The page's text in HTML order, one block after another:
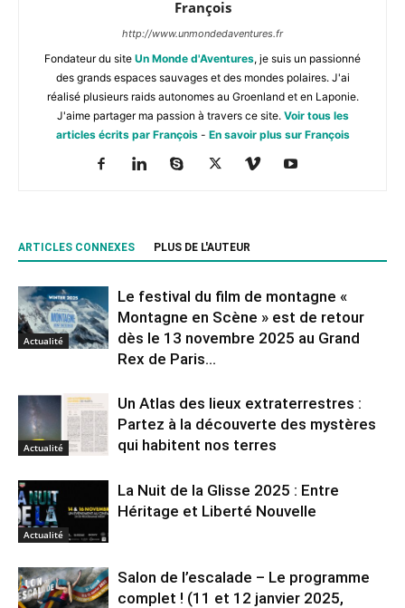
François
http://www.unmondedaventures.fr
Fondateur du site Un Monde d'Aventures, je suis un passionné
des grands espaces sauvages et des mondes polaires. J'ai
réalisé plusieurs raids autonomes au Groenland et en Laponie.
J'aime partager ma passion à travers ce site. Voir tous les
articles écrits par François- En savoir plus sur François
ARTICLES CONNEXES PLUS DE L'AUTEUR
Actualité
Le festival du film de montagne «
Montagne en Scène » est de retour
dès le 13 novembre 2025 au Grand
Rex de Paris...
Actualité
Un Atlas des lieux extraterrestres :
Partez à la découverte des mystères
qui habitent nos terres
Actualité
La Nuit de la Glisse 2025 : Entre
Héritage et Liberté Nouvelle
Salon de l’escalade – Le programme
complet ! (11 et 12 janvier 2025,